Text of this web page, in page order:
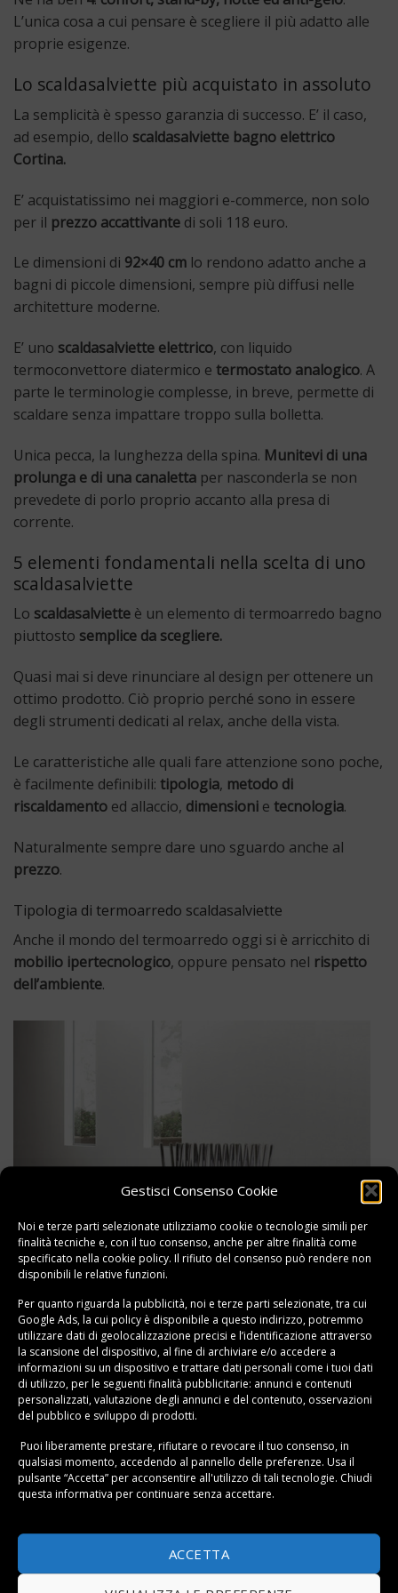
Gestisci Consenso Cookie
Noi e terze parti selezionate utilizziamo cookie o tecnologie simili per
finalità tecniche e, con il tuo consenso, anche per altre finalità come
specificato nella cookie policy. Il rifiuto del consenso può rendere non
disponibili le relative funzioni.
Per quanto riguarda la pubblicità, noi e terze parti selezionate, tra cui
Google Ads, la cui policy è disponibile a questo indirizzo, potremmo
utilizzare dati di geolocalizzazione precisi e l’identificazione attraverso
la scansione del dispositivo, al fine di archiviare e/o accedere a
informazioni su un dispositivo e trattare dati personali come i tuoi dati
di utilizzo, per le seguenti finalità pubblicitarie: annunci e contenuti
personalizzati, valutazione degli annunci e del contenuto, osservazioni
del pubblico e sviluppo di prodotti.
Puoi liberamente prestare, rifiutare o revocare il tuo consenso, in
qualsiasi momento, accedendo al pannello delle preferenze. Usa il
pulsante “Accetta” per acconsentire all'utilizzo di tali tecnologie. Chiudi
questa informativa per continuare senza accettare.
ACCETTA
L’unica cosa a cui pensare è scegliere il più adatto alle
proprie esigenze.
Lo scaldasalviette più acquistato in assoluto
La semplicità è spesso garanzia di successo. E’ il caso,
ad esempio, dello scaldasalviette bagno elettrico
Cortina.
E’ acquistatissimo nei maggiori e-commerce, non solo
per il prezzo accattivante di soli 118 euro.
Le dimensioni di 92×40 cm lo rendono adatto anche a
bagni di piccole dimensioni, sempre più diffusi nelle
architetture moderne.
E’ uno scaldasalviette elettrico, con liquido
termoconvettore diatermico e termostato analogico. A
parte le terminologie complesse, in breve, permette di
scaldare senza impattare troppo sulla bolletta.
Unica pecca, la lunghezza della spina. Munitevi di una
prolunga e di una canaletta per nasconderla se non
prevedete di porlo proprio accanto alla presa di
corrente.
5 elementi fondamentali nella scelta di uno
scaldasalviette
Lo scaldasalviette è un elemento di termoarredo bagno
piuttosto semplice da scegliere.
Quasi mai si deve rinunciare al design per ottenere un
ottimo prodotto. Ciò proprio perché sono in essere
degli strumenti dedicati al relax, anche della vista.
Le caratteristiche alle quali fare attenzione sono poche,
è facilmente definibili: tipologia, metodo di
riscaldamento ed allaccio, dimensioni e tecnologia.
Naturalmente sempre dare uno sguardo anche al
prezzo.
Tipologia di termoarredo scaldasalviette
Anche il mondo del termoarredo oggi si è arricchito di
mobilio ipertecnologico, oppure pensato nel rispetto
dell’ambiente.
A seconda dei vostri desideri, e magari anche del vostro
modo di pensare, potete sceglierescaldasalviette molto
standardizzatinel design e nella forma, ma non solo.
Per gli amanti della natura oggi ne esistono inmateriali
riciclati, dalle forme anche molto fantasiose, più simili a
scultureche a termosifoni.
Per i fan dell’high-tech esistono invecescaldasalviette
con tecnologia wireless. Sono totalmente
bagno già pieno di tepore.
Modalità di riscaldamento